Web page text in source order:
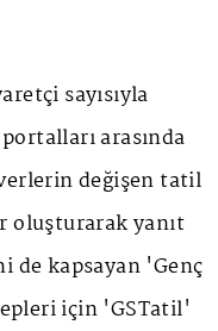
sayısıyla
arasında
değişen tatil
oluşturarak yanıt
de kapsayan 'Genç
için 'GSTatil'